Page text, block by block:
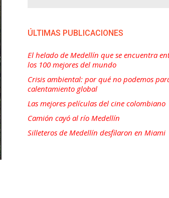
ÚLTIMAS PUBLICACIONES
El helado de Medellín que se encuentra
los 100 mejores del mundo
Crisis ambiental: por qué no podemos
calentamiento global
Las mejores películas del cine colombiano
Camión cayó al río Medellín
Silleteros de Medellín desfilaron en Miami